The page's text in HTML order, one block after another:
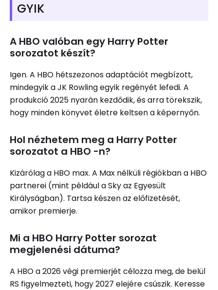
GYIK
A HBO valóban egy Harry Potter
sorozatot készít?
Igen. A HBO hétszezonos adaptációt megbízott,
mindegyik a JK Rowling egyik regényét lefedi. A
produkció 2025 nyarán kezdődik, és arra törekszik,
hogy minden könyvet életre keltsen a képernyőn.
Hol nézhetem meg a Harry Potter
sorozatot a HBO -n?
Kizárólag a HBO max. A Max nélküli régiókban a HBO
partnerei (mint például a Sky az Egyesült
Királyságban). Tartsa készen az előfizetését,
amikor premierje.
Mi a HBO Harry Potter sorozat
megjelenési dátuma?
A HBO a 2026 végi premierjét célozza meg, de belül
RS figyelmezteti, hogy 2027 elejére csúszik. Keresse